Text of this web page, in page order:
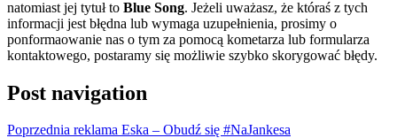
natomiast jej tytuł to Blue Song. Jeżeli uważasz, że któraś z tych
informacji jest błędna lub wymaga uzupełnienia, prosimy o
ponformaowanie nas o tym za pomocą kometarza lub formularza
kontaktowego, postaramy się możliwie szybko skorygować błędy.
Post navigation
Poprzednia reklama Eska – Obudź się #NaJankesa